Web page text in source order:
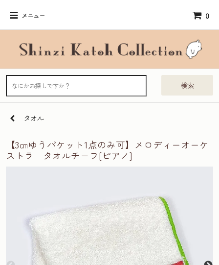
メニュー 0
検索
タオル
【3㎝ゆうパケット1点のみ可】メロディーオーケ
ストラ タオルチーフ[ピアノ]